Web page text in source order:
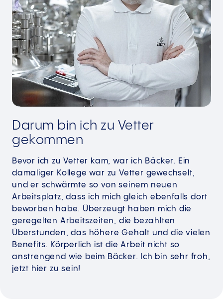
Darum bin ich zu Vetter
gekommen
Bevor ich zu Vetter kam, war ich Bäcker. Ein
damaliger Kollege war zu Vetter gewechselt,
und er schwärmte so von seinem neuen
Arbeitsplatz, dass ich mich gleich ebenfalls dort
beworben habe. Überzeugt haben mich die
geregelten Arbeitszeiten, die bezahlten
Überstunden, das höhere Gehalt und die vielen
Benefits. Körperlich ist die Arbeit nicht so
anstrengend wie beim Bäcker. Ich bin sehr froh,
jetzt hier zu sein!